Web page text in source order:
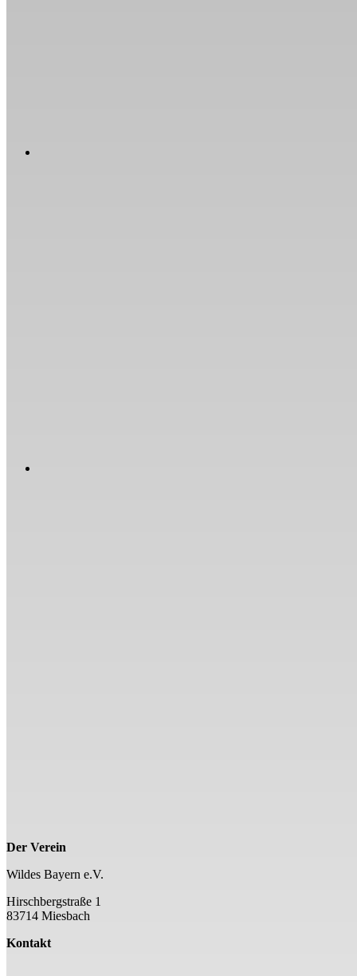
Der Verein
Wildes Bayern e.V.
Hirschbergstraße 1
83714 Miesbach
Kontakt